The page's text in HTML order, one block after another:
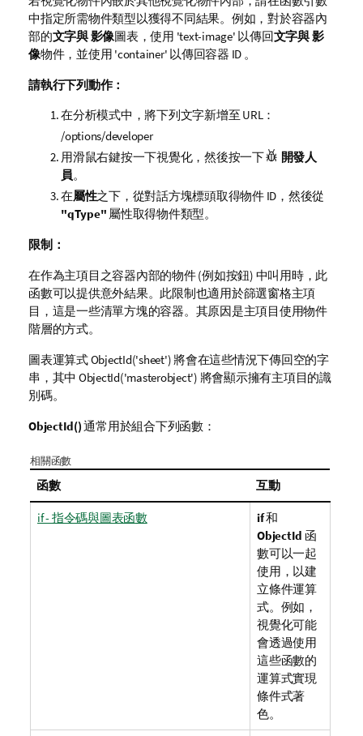
中指定所需物件類型以獲得不同結果。例如，對於容器內
部的文字與 影像圖表，使用 'text-image' 以傳回文字與 影
像物件，並使用 'container' 以傳回容器 ID 。
請執行下列動作：
在分析模式中，將下列文字新增至 URL：
/options/developer
用滑鼠右鍵按一下視覺化，然後按一下
開發人
員。
在屬性之下，從對話方塊標頭取得物件 ID，然後從
"qType" 屬性取得物件類型。
限制：
在作為主項目之容器內部的物件 (例如按鈕) 中叫用時，此
函數可以提供意外結果。此限制也適用於篩選窗格主項
目，這是一些清單方塊的容器。其原因是主項目使用物件
階層的方式。
圖表運算式ObjectId('sheet')將會在這些情況下傳回空的字
串，其中 ObjectId('masterobject') 將會顯示擁有主項目的識
別碼。
ObjectId()通常用於組合下列函數：
相關函數
函數 互動
if - 指令碼與圖表函數 if和
ObjectId 函
數可以一起
使用，以建
立條件運算
式。例如，
視覺化可能
會透過使用
這些函數的
運算式實現
條件式著
色。